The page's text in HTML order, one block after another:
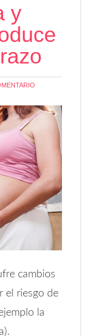
y
cambios
el riesgo de
la